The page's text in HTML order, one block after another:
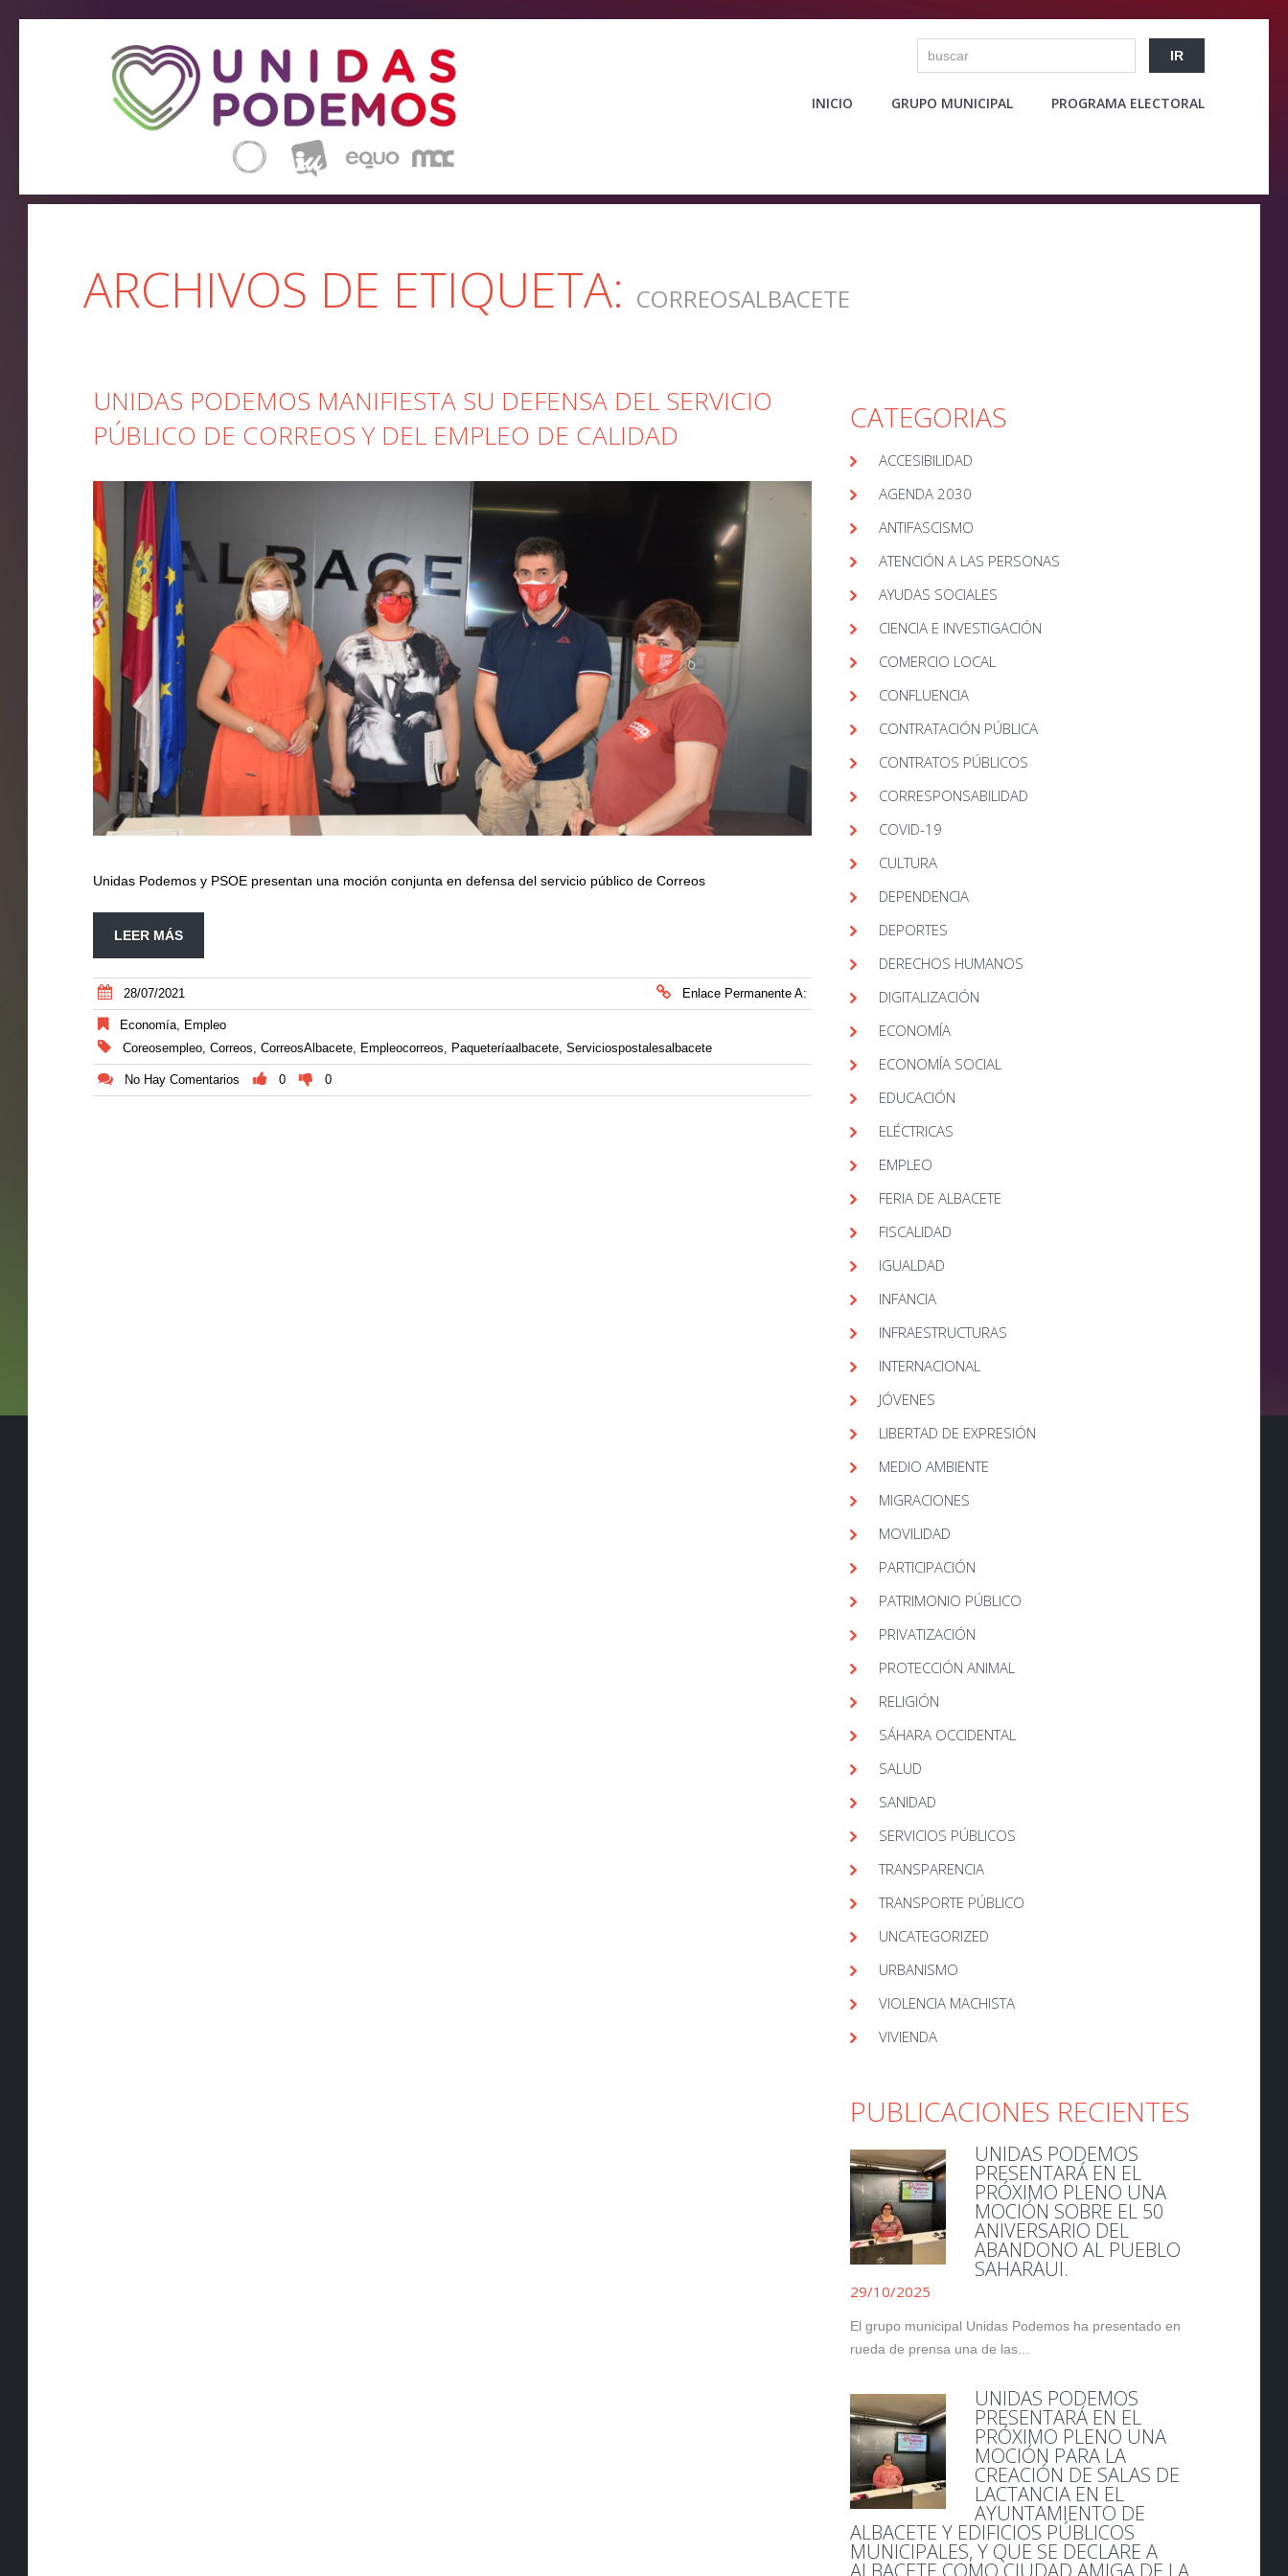
INICIO GRUPO MUNICIPAL PROGRAMA ELECTORAL
ARCHIVOS DE ETIQUETA: CORREOSALBACETE
UNIDAS PODEMOS MANIFIESTA SU DEFENSA DEL SERVICIO
PÚBLICO DE CORREOS Y DEL EMPLEO DE CALIDAD
Unidas Podemos y PSOE presentan una moción conjunta en defensa del servicio público de Correos
LEER MÁS
28/07/2021 Enlace Permanente A:
Economía, Empleo
Coreosempleo, Correos, CorreosAlbacete, Empleocorreos, Paqueteríaalbacete, Serviciospostalesalbacete
No Hay Comentarios 0 0
CATEGORIAS
ACCESIBILIDAD
AGENDA 2030
ANTIFASCISMO
ATENCIÓN A LAS PERSONAS
AYUDAS SOCIALES
CIENCIA E INVESTIGACIÓN
COMERCIO LOCAL
CONFLUENCIA
CONTRATACIÓN PÚBLICA
CONTRATOS PÚBLICOS
CORRESPONSABILIDAD
COVID-19
CULTURA
DEPENDENCIA
DEPORTES
DERECHOS HUMANOS
DIGITALIZACIÓN
ECONOMÍA
ECONOMÍA SOCIAL
EDUCACIÓN
ELÉCTRICAS
EMPLEO
FERIA DE ALBACETE
FISCALIDAD
IGUALDAD
INFANCIA
INFRAESTRUCTURAS
INTERNACIONAL
JÓVENES
LIBERTAD DE EXPRESIÓN
MEDIO AMBIENTE
MIGRACIONES
MOVILIDAD
PARTICIPACIÓN
PATRIMONIO PÚBLICO
PRIVATIZACIÓN
PROTECCIÓN ANIMAL
RELIGIÓN
SÁHARA OCCIDENTAL
SALUD
SANIDAD
SERVICIOS PÚBLICOS
TRANSPARENCIA
TRANSPORTE PÚBLICO
UNCATEGORIZED
URBANISMO
VIOLENCIA MACHISTA
VIVIENDA
PUBLICACIONES RECIENTES
UNIDAS PODEMOS
PRESENTARÁ EN EL
PRÓXIMO PLENO UNA
MOCIÓN SOBRE EL 50
ANIVERSARIO DEL
ABANDONO AL PUEBLO
SAHARAUI.
29/10/2025
El grupo municipal Unidas Podemos ha presentado en
rueda de prensa una de las...
UNIDAS PODEMOS
PRESENTARÁ EN EL
PRÓXIMO PLENO UNA
MOCIÓN PARA LA
CREACIÓN DE SALAS DE
LACTANCIA EN EL
AYUNTAMIENTO DE
ALBACETE Y EDIFICIOS PÚBLICOS
MUNICIPALES, Y QUE SE DECLARE A
ALBACETE COMO CIUDAD AMIGA DE LA